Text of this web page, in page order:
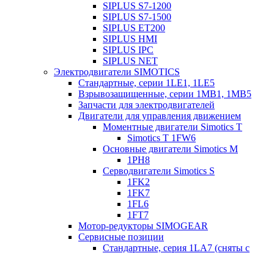
SIPLUS S7-1200
SIPLUS S7-1500
SIPLUS ET200
SIPLUS HMI
SIPLUS IPC
SIPLUS NET
Электродвигатели SIMOTICS
Стандартные, серии 1LE1, 1LE5
Взрывозащищенные, серии 1MB1, 1MB5
Запчасти для электродвигателей
Двигатели для управления движением
Моментные двигатели Simotics T
Simotics T 1FW6
Основные двигатели Simotics M
1PH8
Серводвигатели Simotics S
1FK2
1FK7
1FL6
1FT7
Мотор-редукторы SIMOGEAR
Сервисные позиции
Стандартные, серия 1LA7 (сняты с